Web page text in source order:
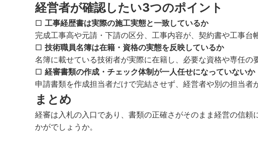
経営者が確認したい3つのポイント
□ 工事経歴書は実際の施工実態と一致しているか
完成工事高や元請・下請の区分、工事内容が、契約書や工事台
□ 技術職員名簿は在籍・資格の実態を反映しているか
名簿に載せている技術者が実際に在籍し、必要な資格や専任の
□ 経審書類の作成・チェック体制が一人任せになっていないか
申請書類を作成担当者だけで完結させず、経営者や別の担当者
まとめ
経審は入札の入口であり、書類の正確さがそのまま経営の信
かがでしょうか。